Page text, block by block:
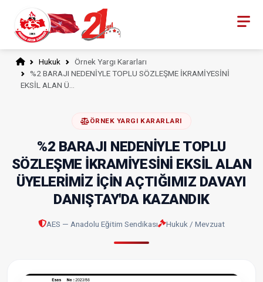
Hukuk
Örnek Yargı Kararları
%2 BARAJI NEDENİYLE TOPLU SÖZLEŞME İKRAMİYESİNİ
EKSİL ALAN Ü…
ÖRNEK YARGI KARARLARI
%2 BARAJI NEDENİYLE TOPLU
SÖZLEŞME İKRAMİYESİNİ EKSİL ALAN
ÜYELERİMİZ İÇİN AÇTIĞIMIZ DAVAYI
DANIŞTAY'DA KAZANDIK
AES — Anadolu Eğitim Sendikası Hukuk / Mevzuat